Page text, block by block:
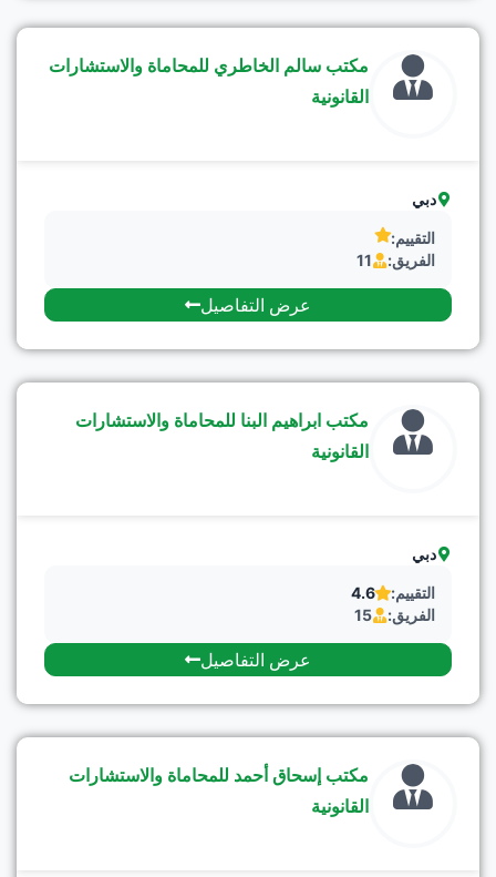
مكتب سالم الخاطري للمحاماة والاستشارات
القانونية
دبي
التقييم:
الفريق:
11
عرض التفاصيل
مكتب ابراهيم البنا للمحاماة والاستشارات
القانونية
دبي
التقييم:
4.6
الفريق:
15
عرض التفاصيل
مكتب إسحاق أحمد للمحاماة والاستشارات
القانونية